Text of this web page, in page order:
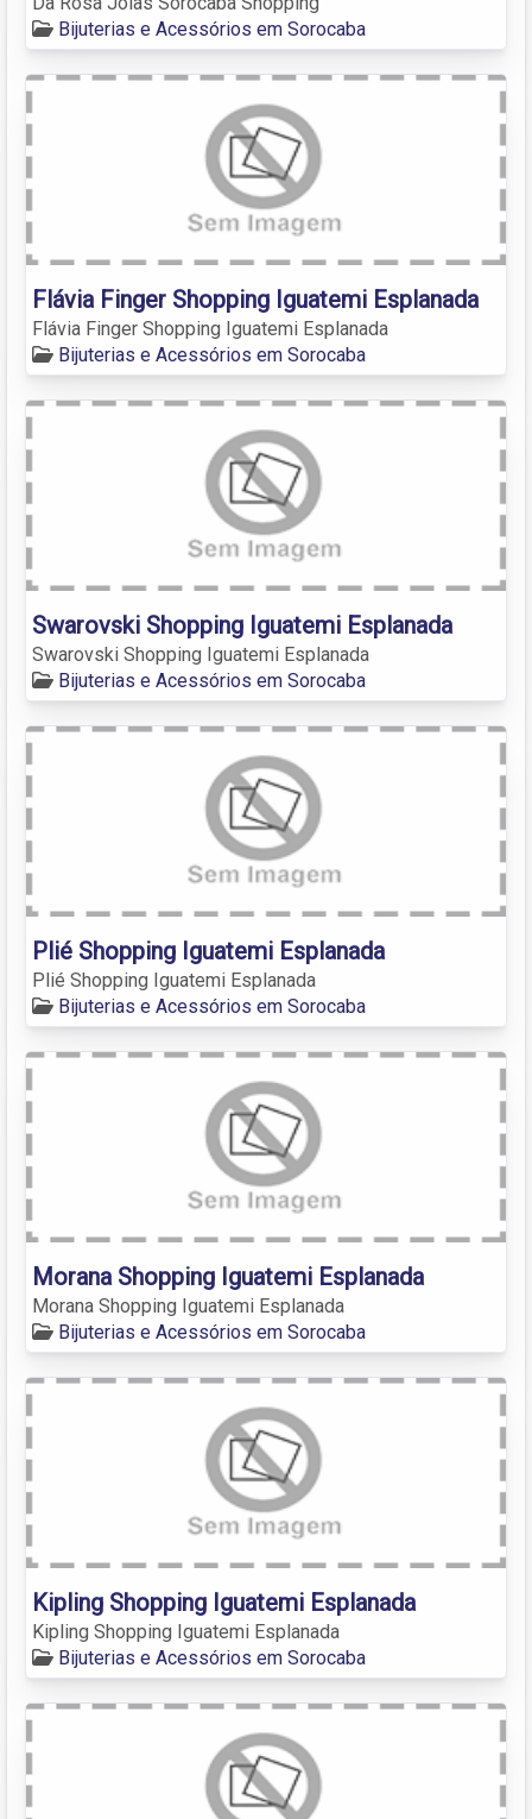
Bijuterias e Acessórios em Sorocaba
Flávia Finger Shopping Iguatemi Esplanada
Flávia Finger Shopping Iguatemi Esplanada
Bijuterias e Acessórios em Sorocaba
Swarovski Shopping Iguatemi Esplanada
Swarovski Shopping Iguatemi Esplanada
Bijuterias e Acessórios em Sorocaba
Plié Shopping Iguatemi Esplanada
Plié Shopping Iguatemi Esplanada
Bijuterias e Acessórios em Sorocaba
Morana Shopping Iguatemi Esplanada
Morana Shopping Iguatemi Esplanada
Bijuterias e Acessórios em Sorocaba
Kipling Shopping Iguatemi Esplanada
Kipling Shopping Iguatemi Esplanada
Bijuterias e Acessórios em Sorocaba